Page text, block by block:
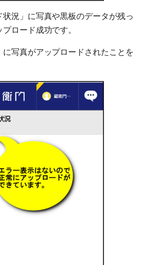
状況」に写真や黒板のデータが残っ
ロード成功です。
に写真がアップロードされたことを